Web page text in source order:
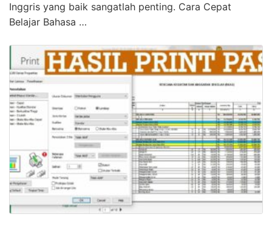
Inggris yang baik sangatlah penting. Cara Cepat
Belajar Bahasa …